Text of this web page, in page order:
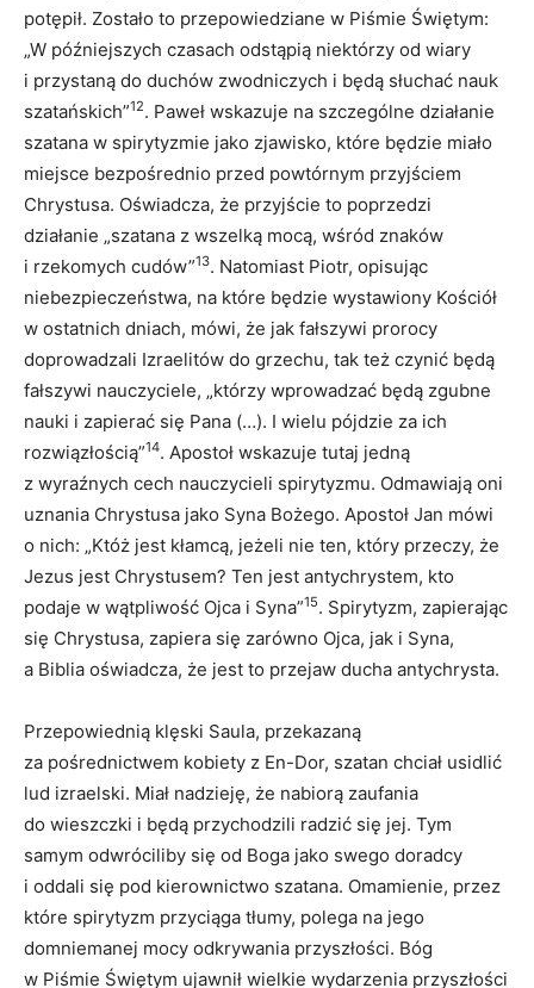
potępił. Zostało to przepowiedziane w Piśmie Świętym:
„W późniejszych czasach odstąpią niektórzy od wiary
i przystaną do duchów zwodniczych i będą słuchać nauk
szatańskich”12. Paweł wskazuje na szczególne działanie
szatana w spirytyzmie jako zjawisko, które będzie miało
miejsce bezpośrednio przed powtórnym przyjściem
Chrystusa. Oświadcza, że przyjście to poprzedzi
działanie „szatana z wszelką mocą, wśród znaków
i rzekomych cudów”13. Natomiast Piotr, opisując
niebezpieczeństwa, na które będzie wystawiony Kościół
w ostatnich dniach, mówi, że jak fałszywi prorocy
doprowadzali Izraelitów do grzechu, tak też czynić będą
fałszywi nauczyciele, „którzy wprowadzać będą zgubne
nauki i zapierać się Pana (…). I wielu pójdzie za ich
rozwiązłością”14. Apostoł wskazuje tutaj jedną
z wyraźnych cech nauczycieli spirytyzmu. Odmawiają oni
uznania Chrystusa jako Syna Bożego. Apostoł Jan mówi
o nich: „Któż jest kłamcą, jeżeli nie ten, który przeczy, że
Jezus jest Chrystusem? Ten jest antychrystem, kto
podaje w wątpliwość Ojca i Syna”15. Spirytyzm, zapierając
się Chrystusa, zapiera się zarówno Ojca, jak i Syna,
a Biblia oświadcza, że jest to przejaw ducha antychrysta.
Przepowiednią klęski Saula, przekazaną
za pośrednictwem kobiety z En-Dor, szatan chciał usidlić
lud izraelski. Miał nadzieję, że nabiorą zaufania
do wieszczki i będą przychodzili radzić się jej. Tym
samym odwróciliby się od Boga jako swego doradcy
i oddali się pod kierownictwo szatana. Omamienie, przez
które spirytyzm przyciąga tłumy, polega na jego
domniemanej mocy odkrywania przyszłości. Bóg
w Piśmie Świętym ujawnił wielkie wydarzenia przyszłości